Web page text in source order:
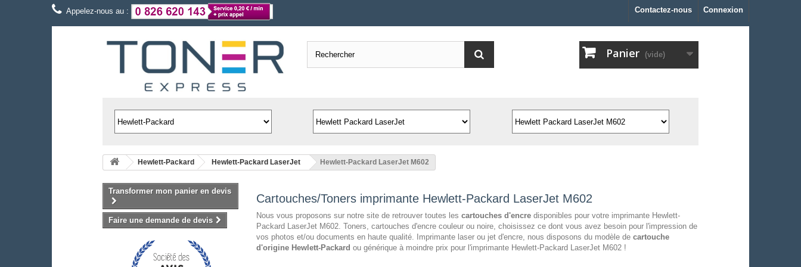
Connexion
Contactez-nous
Appelez-nous au :
Panier (vide)
Hewlett-Packard Hewlett-Packard LaserJet Hewlett-Packard LaserJet M602
Transformer mon panier en devis
Faire une demande de devis
Cartouches/Toners imprimante Hewlett-Packard LaserJet M602
Nous vous proposons sur notre site de retrouver toutes les cartouches d'encredisponibles pour votre imprimante Hewlett-
Packard LaserJet M602. Toners, cartouches d'encre couleur ou noire, choisissez ce dont vous avez besoin pour l'impression de
vos photos et/ou documents en haute qualité. Imprimante laser ou jet d'encre, nous disposons du modèle de cartouche
d'origine Hewlett-Packard ou générique à moindre prix pour l'imprimante Hewlett-Packard LaserJet M602 !